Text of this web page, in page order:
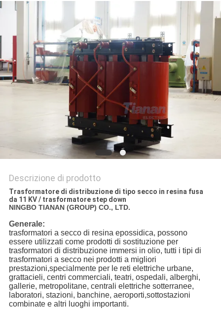
MAPPA
SITO
PRIVACY
POLICY
Descrizione di prodotto
Trasformatore di distribuzione di tipo secco in resina fusa
da 11 KV / trasformatore step down
NINGBO TIANAN (GROUP) CO., LTD.
Generale:
trasformatori a secco di resina epossidica, possono
essere utilizzati come prodotti di sostituzione per
trasformatori di distribuzione immersi in olio, tutti i tipi di
trasformatori a secco nei prodotti a migliori
prestazioni,specialmente per le reti elettriche urbane,
grattacieli, centri commerciali, teatri, ospedali, alberghi,
gallerie, metropolitane, centrali elettriche sotterranee,
laboratori, stazioni, banchine, aeroporti,sottostazioni
combinate e altri luoghi importanti.